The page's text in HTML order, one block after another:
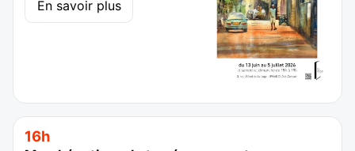
En savoir plus
16h